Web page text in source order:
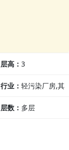
层高： 3
行业： 轻污染厂房,其
他行业
层数： 多层